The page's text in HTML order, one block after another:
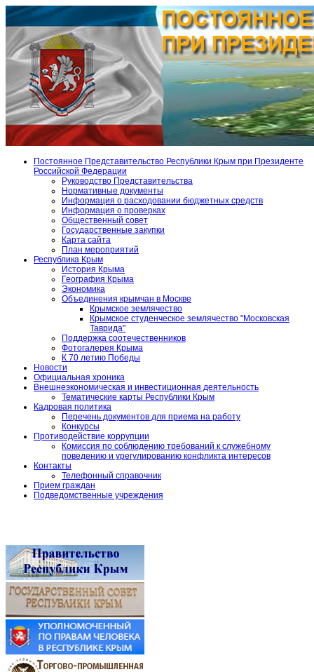
Постоянное Представительство Республики Крым при Президенте
Российской Федерации
Руководство Представительства
Нормативные документы
Информация о расходовании бюджетных средств
Информация о проверках
Общественный совет
Государственные закупки
Карта сайта
План мероприятий
Республика Крым
История Крыма
География Крыма
Экономика
Объединения крымчан в Москве
Крымское землячество
Крымское студенческое землячество "Московская
Таврида"
Поддержка соотечественников
Фотогалерея Крыма
К 70 летию Победы
Новости
Официальная хроника
Внешнеэкономическая и инвестиционная деятельность
Тематические карты Республики Крым
Кадровая политика
Перечень документов для приема на работу
Конкурсы
Противодействие коррупции
Комиссия по соблюдению требований к служебному
поведению и урегулированию конфликта интересов
Контакты
Телефонный справочник
Прием граждан
Подведомственные учреждения